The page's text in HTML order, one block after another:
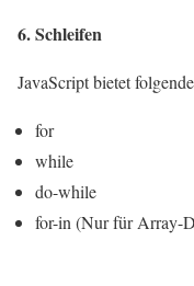
6. Schleifen
JavaScript bietet
for
while
do-while
for-in (Nur für Array-